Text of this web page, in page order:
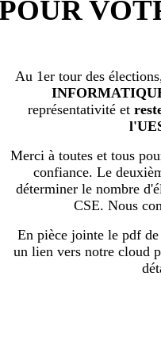
Au 1er tour des
représentativité et
Merci à toutes et tous
confiance. Le
déterminer le nombre
CSE. Nous
En pièce jointe le pdf de
un lien vers notre cloud